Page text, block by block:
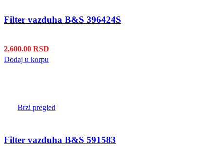
Filter vazduha B&S 396424S
2,600.00 RSD
Dodaj u korpu
Brzi pregled
Filter vazduha B&S 591583